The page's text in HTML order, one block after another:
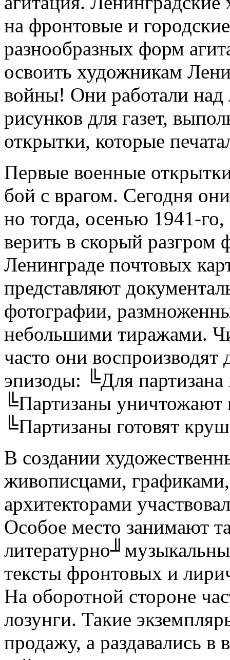
на фронтовые и
разнообразных форм
освоить художникам
войны! Они работали над
рисунков для газет,
открытки, которые
Первые военные
бой с врагом. Сегодня
но тогда, осенью 1941-
верить в скорый
Ленинграде почтовых
представляют
фотографии,
небольшими тиражами.
часто они воспроизводят
эпизоды: ╚Для
╚Партизаны уничтожают
╚Партизаны готовят
В создании
живописцами,
архитекторами
Особое место занимают
тексты фронтовых и
На оборотной стороне
лозунги. Такие
продажу, а раздавались в